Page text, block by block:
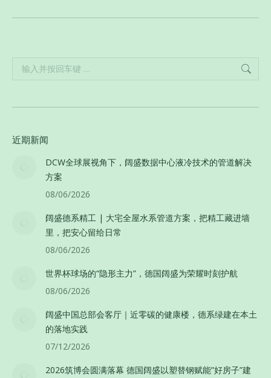
Search:
近期新闻
DCW全球展视角下，阔盛数据中心液冷技术的管道解决
方案
08/06/2026
阔盛德系精工 | 大宅全屋水系管道方案，把精工藏进墙
里，把安心留给日常
08/06/2026
世界杯球场的“隐形主力”，德国阔盛为荣耀时刻护航
08/06/2026
阔盛中国总部会客厅｜近零碳的健康楼，德系绿建在本土
的落地实践
07/12/2026
2026筑博会圆满落幕 德国阔盛以塑替钢赋能”好房子”建